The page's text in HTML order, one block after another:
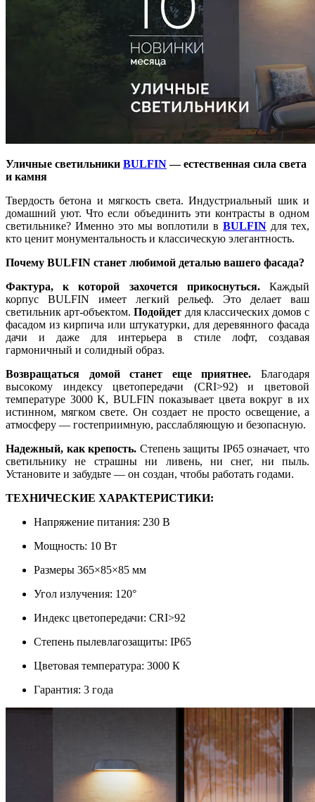
Уличные светильники BULFIN— естественная сила света
и камня
Твердость бетона и мягкость света. Индустриальный шик и
домашний уют. Что если объединить эти контрасты в одном
светильнике? Именно это мы воплотили в BULFIN для тех,
кто ценит монументальность и классическую элегантность.
Почему BULFIN станет любимой деталью вашего фасада?
Фактура, к которой захочется прикоснуться.Каждый
корпус BULFIN имеет легкий рельеф. Это делает ваш
светильник арт-объектом.Подойдет для классических домов с
фасадом из кирпича или штукатурки, для деревянного фасада
дачи и даже для интерьера в стиле лофт, создавая
гармоничный и солидный образ.
Возвращаться домой станет еще приятнее. Благодаря
высокому индексу цветопередачи (CRI>92) и цветовой
температуре 3000 K, BULFIN показывает цвета вокруг в их
истинном, мягком свете. Он создает не просто освещение, а
атмосферу — гостеприимную, расслабляющую и безопасную.
Надежный, как крепость. Степень защиты IP65 означает, что
светильнику не страшны ни ливень, ни снег, ни пыль.
Установите и забудьте — он создан, чтобы работать годами.
ТЕХНИЧЕСКИЕ ХАРАКТЕРИСТИКИ:
Напряжение питания: 230 В
Мощность: 10 Вт
Размеры 365×85×85 мм
Угол излучения: 120°
Индекс цветопередачи: CRI>92
Степень пылевлагозащиты: IP65
Цветовая температура: 3000 К
Гарантия: 3 года